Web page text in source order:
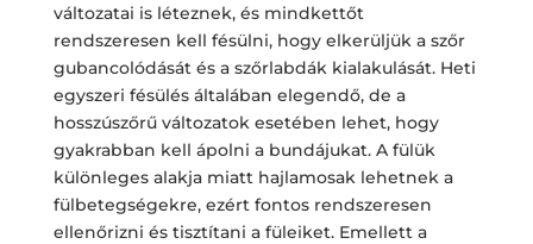
változatai is léteznek, és mindkettőt
rendszeresen kell fésülni, hogy elkerüljük a szőr
gubancolódását és a szőrlabdák kialakulását. Heti
egyszeri fésülés általában elegendő, de a
hosszúszőrű változatok esetében lehet, hogy
gyakrabban kell ápolni a bundájukat. A fülük
különleges alakja miatt hajlamosak lehetnek a
fülbetegségekre, ezért fontos rendszeresen
ellenőrizni és tisztítani a füleiket. Emellett a